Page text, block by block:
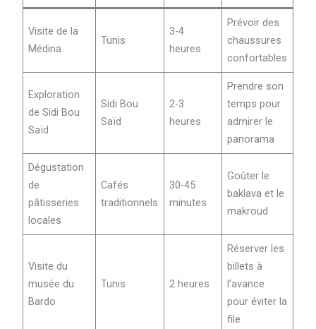
Visite de la
Médina
Tunis
3-4
heures
Prévoir des
chaussures
confortables
Exploration
de Sidi Bou
Saïd
Sidi Bou
Saïd
2-3
heures
Prendre son
temps pour
admirer le
panorama
Dégustation
de
pâtisseries
locales
Cafés
traditionnels
30-45
minutes
Goûter le
baklava et le
makroud
Visite du
musée du
Bardo
Tunis 2 heures
Réserver les
billets à
l’avance
pour éviter la
file